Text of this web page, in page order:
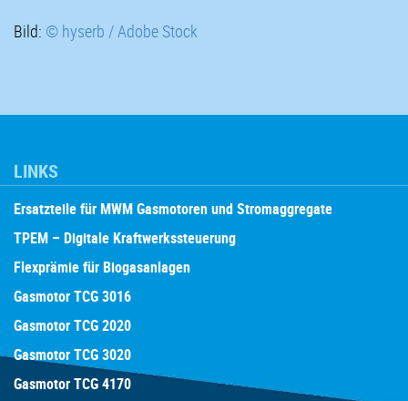
Bild: © hyserb / Adobe Stock
LINKS
Ersatzteile für MWM Gasmotoren und Stromaggregate
TPEM – Digitale Kraftwerkssteuerung
Flexprämie für Biogasanlagen
Gasmotor TCG 3016
Gasmotor TCG 2020
Gasmotor TCG 3020
Gasmotor TCG 4170